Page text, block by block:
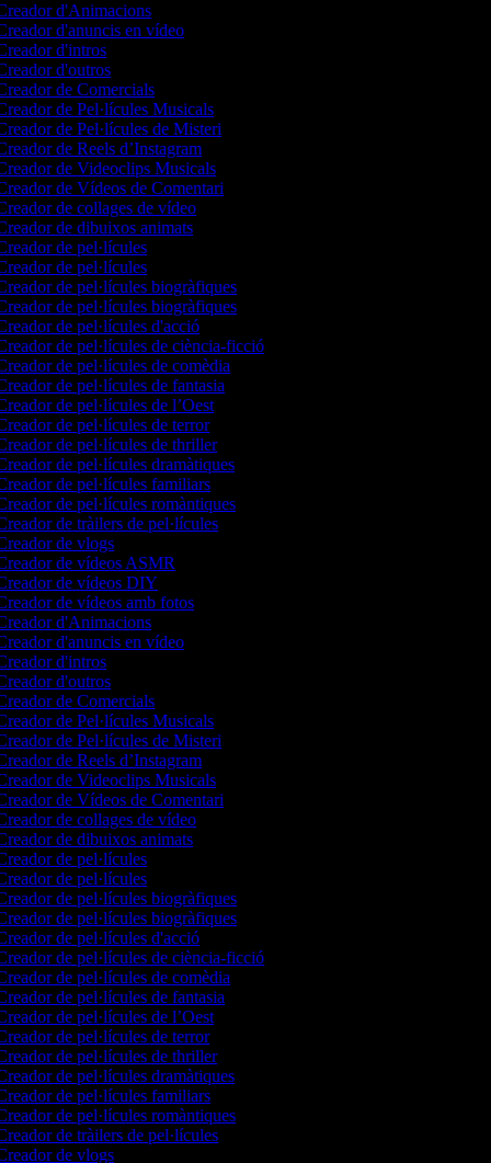
d'Animacions
d'anuncis en vídeo
d'intros
d'outros
de Comercials
de Pel·lícules Musicals
de Pel·lícules de Misteri
de Reels d’Instagram
de Videoclips Musicals
de Vídeos de Comentari
de collages de vídeo
de dibuixos animats
de pel·lícules
de pel·lícules
de pel·lícules biogràfiques
de pel·lícules biogràfiques
de pel·lícules d'acció
de pel·lícules de ciència-ficció
de pel·lícules de comèdia
de pel·lícules de fantasia
de pel·lícules de l’Oest
de pel·lícules de terror
de pel·lícules de thriller
de pel·lícules dramàtiques
de pel·lícules familiars
de pel·lícules romàntiques
de tràilers de pel·lícules
de vlogs
de vídeos ASMR
de vídeos DIY
de vídeos amb fotos
d'Animacions
d'anuncis en vídeo
d'intros
d'outros
de Comercials
de Pel·lícules Musicals
de Pel·lícules de Misteri
de Reels d’Instagram
de Videoclips Musicals
de Vídeos de Comentari
de collages de vídeo
de dibuixos animats
de pel·lícules
de pel·lícules
de pel·lícules biogràfiques
de pel·lícules biogràfiques
de pel·lícules d'acció
de pel·lícules de ciència-ficció
de pel·lícules de comèdia
de pel·lícules de fantasia
de pel·lícules de l’Oest
de pel·lícules de terror
de pel·lícules de thriller
de pel·lícules dramàtiques
de pel·lícules familiars
de pel·lícules romàntiques
de tràilers de pel·lícules
de vlogs